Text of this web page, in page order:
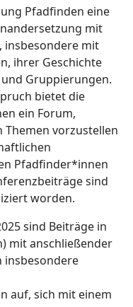
Pfadfinden eine
mit
mit
ihrer Geschichte
Gruppierungen.
bietet die
ein Forum,
Themen vorzustellen
Pfadfinder*innen
sind
worden.
sind Beiträge in
mit anschließender
insbesondere
auf, sich mit einem